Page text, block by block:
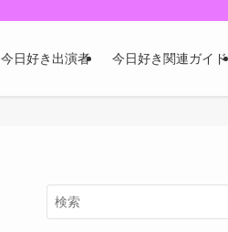
今日好き出演者 今日好き関連ガイド